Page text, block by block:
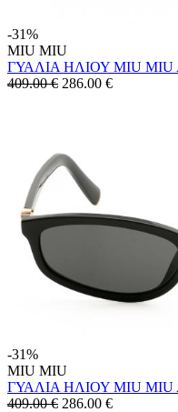
-31%
MIU MIU
ΓΥΑΛΙΑ ΗΛΙΟΥ MIU MIU
409.00 € 286.00 €
-31%
MIU MIU
ΓΥΑΛΙΑ ΗΛΙΟΥ MIU MIU
409.00 € 286.00 €